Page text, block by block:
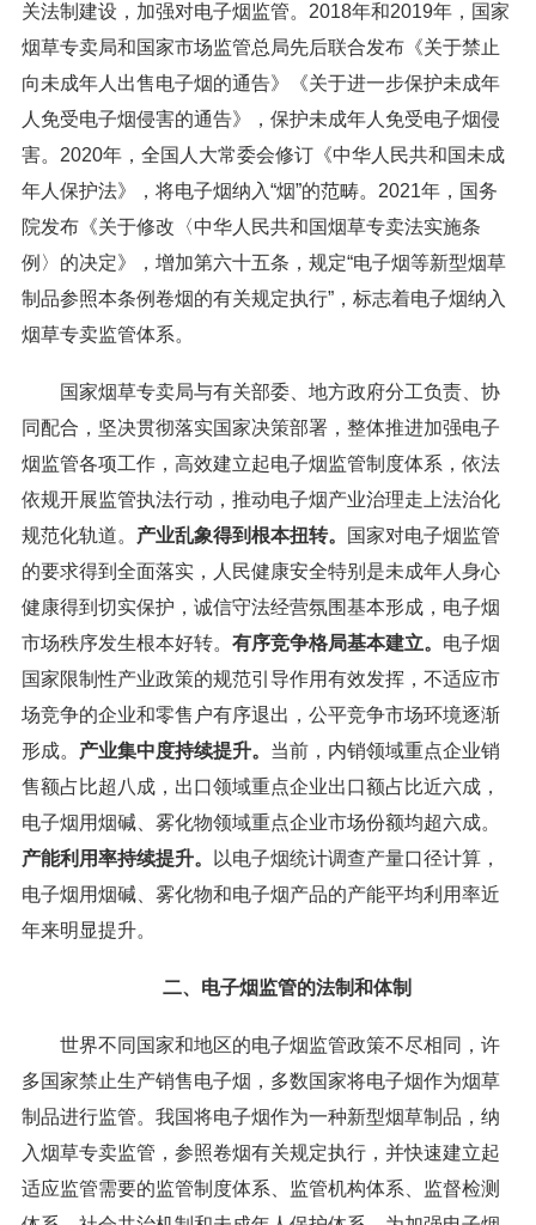
关法制建设，加强对电子烟监管。2018年和2019年，国家
烟草专卖局和国家市场监管总局先后联合发布《关于禁止
向未成年人出售电子烟的通告》《关于进一步保护未成年
人免受电子烟侵害的通告》，保护未成年人免受电子烟侵
害。2020年，全国人大常委会修订《中华人民共和国未成
年人保护法》，将电子烟纳入“烟”的范畴。2021年，国务
院发布《关于修改〈中华人民共和国烟草专卖法实施条
例〉的决定》，增加第六十五条，规定“电子烟等新型烟草
制品参照本条例卷烟的有关规定执行”，标志着电子烟纳入
烟草专卖监管体系。
国家烟草专卖局与有关部委、地方政府分工负责、协
同配合，坚决贯彻落实国家决策部署，整体推进加强电子
烟监管各项工作，高效建立起电子烟监管制度体系，依法
依规开展监管执法行动，推动电子烟产业治理走上法治化
规范化轨道。 产业乱象得到根本扭转。
国家对电子烟监管
的要求得到全面落实，人民健康安全特别是未成年人身心
健康得到切实保护，诚信守法经营氛围基本形成，电子烟
市场秩序发生根本好转。 有序竞争格局基本建立。 电子烟
国家限制性产业政策的规范引导作用有效发挥，不适应市
场竞争的企业和零售户有序退出，公平竞争市场环境逐渐
形成。 产业集中度持续提升。 当前，内销领域重点企业销
售额占比超八成，出口领域重点企业出口额占比近六成，
电子烟用烟碱、雾化物领域重点企业市场份额均超六成。
产能利用率持续提升。
以电子烟统计调查产量口径计算，
电子烟用烟碱、雾化物和电子烟产品的产能平均利用率近
年来明显提升。
二、电子烟监管的法制和体制
世界不同国家和地区的电子烟监管政策不尽相同，许
多国家禁止生产销售电子烟，多数国家将电子烟作为烟草
制品进行监管。我国将电子烟作为一种新型烟草制品，纳
入烟草专卖监管，参照卷烟有关规定执行，并快速建立起
适应监管需要的监管制度体系、监管机构体系、监督检测